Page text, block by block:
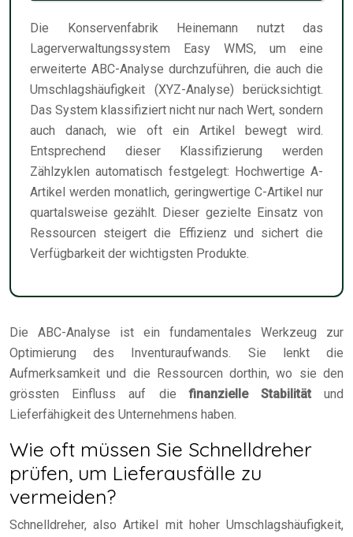
Die Konservenfabrik Heinemann nutzt das
Lagerverwaltungssystem Easy WMS, um eine
erweiterte ABC-Analyse durchzuführen, die auch die
Umschlagshäufigkeit (XYZ-Analyse) berücksichtigt.
Das System klassifiziert nicht nur nach Wert, sondern
auch danach, wie oft ein Artikel bewegt wird.
Entsprechend dieser Klassifizierung werden
Zählzyklen automatisch festgelegt: Hochwertige A-
Artikel werden monatlich, geringwertige C-Artikel nur
quartalsweise gezählt. Dieser gezielte Einsatz von
Ressourcen steigert die Effizienz und sichert die
Verfügbarkeit der wichtigsten Produkte.
Die ABC-Analyse ist ein fundamentales Werkzeug zur
Optimierung des Inventuraufwands. Sie lenkt die
Aufmerksamkeit und die Ressourcen dorthin, wo sie den
grössten Einfluss auf diefinanzielle Stabilitätund
Lieferfähigkeit des Unternehmens haben.
Wie oft müssen Sie Schnelldreher
prüfen, um Lieferausfälle zu
vermeiden?
Schnelldreher, also Artikel mit hoher Umschlagshäufigkeit,